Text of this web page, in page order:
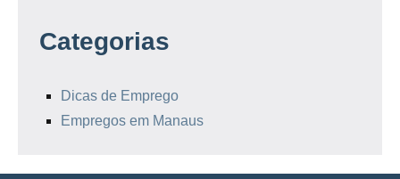
Categorias
Dicas de Emprego
Empregos em Manaus